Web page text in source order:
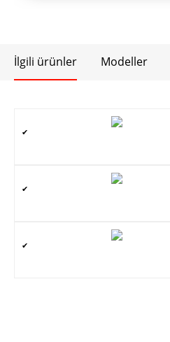
İlgili ürünler Modeller
✔
✔
✔